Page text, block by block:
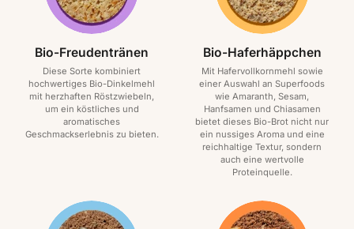
Bio-Freudentränen
Diese Sorte kombiniert
hochwertiges Bio-Dinkelmehl
mit herzhaften Röstzwiebeln,
um ein köstliches und
aromatisches
Geschmackserlebnis zu bieten.
Bio-Haferhäppchen
Mit Hafervollkornmehl sowie
einer Auswahl an Superfoods
wie Amaranth, Sesam,
Hanfsamen und Chiasamen
bietet dieses Bio-Brot nicht nur
ein nussiges Aroma und eine
reichhaltige Textur, sondern
auch eine wertvolle
Proteinquelle.